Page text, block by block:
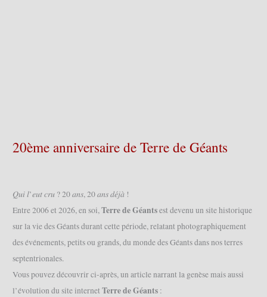
20ème anniversaire de Terre de Géants
𝑄𝑢𝑖 𝑙’𝑒𝑢𝑡 𝑐𝑟𝑢 ? 20 𝑎𝑛𝑠, 20 𝑎𝑛𝑠 𝑑𝑒́𝑗𝑎̀ !
Entre 2006 et 2026, en soi,Terre de Géantsest devenu un site historique
sur la vie des Géants durant cette période, relatant photographiquement
des événements, petits ou grands, du monde des Géants dans nos terres
septentrionales.
Vous pouvez découvrir ci-après, un article narrant la genèse mais aussi
l’évolution du site internet Terre de Géants :